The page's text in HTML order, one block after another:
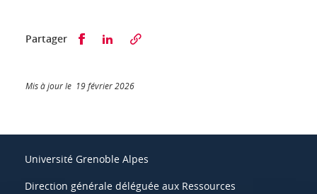
Partager Partager sur Facebook
Partager sur LinkedIn
Mis à jour le 19 février 2026
Université Grenoble Alpes
Direction générale déléguée aux Ressources